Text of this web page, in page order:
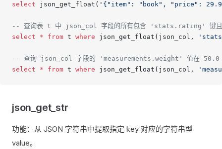
select json_get_float( '{"item": "book", "price":
-- 查询表 t 中 json_col 字段的所有包含 'stats.rating' 键且值
select * from t where json_get_float(json_col,
-- 查询 json_col 字段的 'measurements.weight' 值在 50.0
select * from t where json_get_float(json_col,
json_get_str
功能：从 JSON 字符串中提取指定 key 对应的字符串型
value。